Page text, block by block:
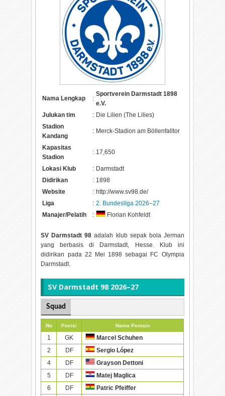
Nama Lengkap :
Sportverein Darmstadt 1898
e.V.
Julukan tim
: Die Lilien (The Lilies)
Stadion
Kandang
: Merck-Stadion am Böllenfalltor
Kapasitas
Stadion
: 17,650
Lokasi Klub : Darmstadt
Didirikan
: 1898
Website
: http://www.sv98.de/
Liga
: 2. Bundesliga 2026–27
Manajer/Pelatih
: Florian Kohfeldt
SV Darmstadt 98 adalah klub sepak bola Jerman
yang berbasis di Darmstadt, Hesse. Klub ini
didirikan pada 22 Mei 1898 sebagai FC Olympia
Darmstadt.
SV Darmstadt 98 2026–27
Squad
No Posisi Nama Pemain
1 GK
Marcel Schuhen
2
DF
Sergio López
4
DF
Grayson Dettoni
5
DF
Matej Maglica
6
DF
Patric Pfeiffer